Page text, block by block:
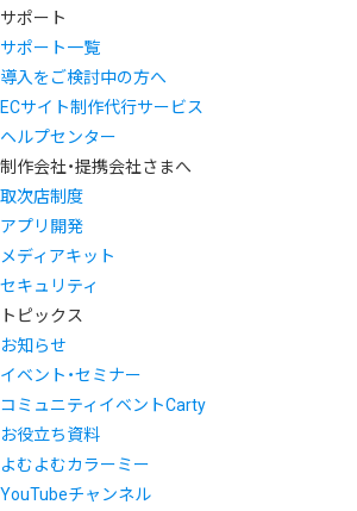
サポート
サポート一覧
導入をご検討中の方へ
ECサイト制作代行サービス
ヘルプセンター
制作会社・提携会社さまへ
取次店制度
アプリ開発
メディアキット
セキュリティ
トピックス
お知らせ
イベント・セミナー
コミュニティイベントCarty
お役立ち資料
よむよむカラーミー
YouTubeチャンネル